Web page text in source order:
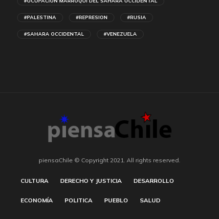
#PALESTINA #REPRESION #RUSIA
#SAHARA OCCIDENTAL #VENEZUELA
piensaChile © Copyright 2021. All rights reserved.
CULTURA DERECHO Y JUSTICIA DESARROLLO
ECONOMÍA POLITICA PUEBLO SALUD